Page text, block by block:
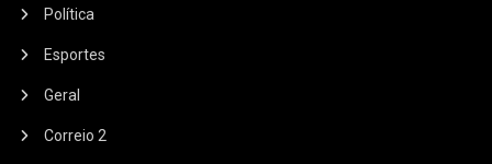
Política
Esportes
Geral
Correio 2